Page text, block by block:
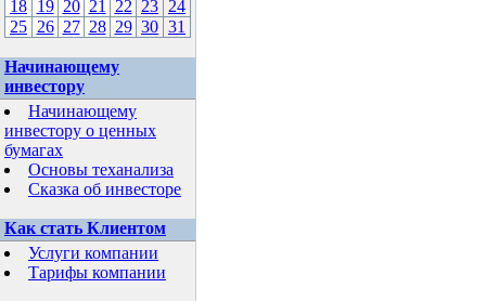
18 19 20 21 22 23 24
25 26 27 28 29 30 31
Начинающему
инвестору
Начинающему
инвестору о ценных
бумагах
Основы теханализа
Сказка об инвесторе
Как стать Клиентом
Услуги компании
Тарифы компании